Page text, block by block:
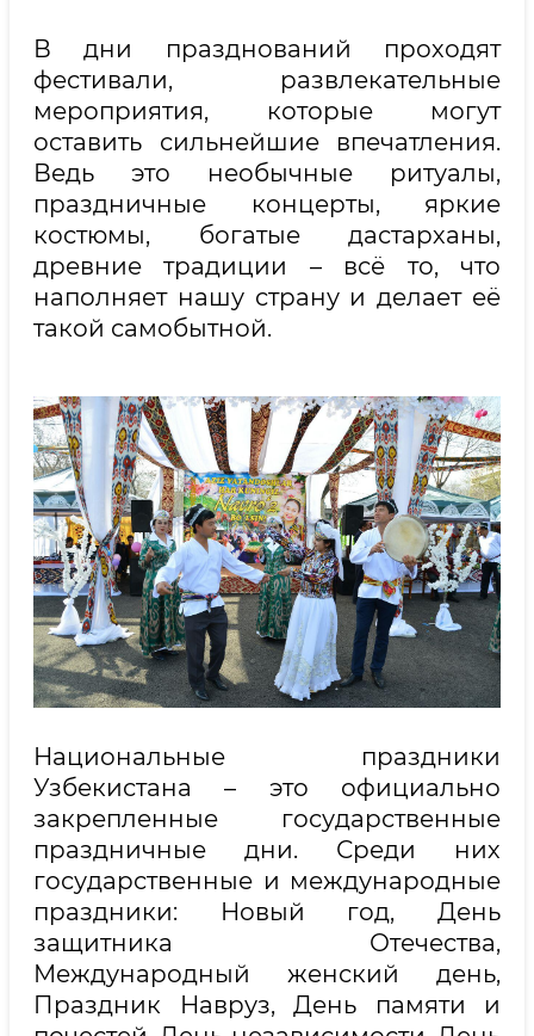
В дни празднований проходят
фестивали, развлекательные
мероприятия, которые могут
оставить сильнейшие впечатления.
Ведь это необычные ритуалы,
праздничные концерты, яркие
костюмы, богатые дастарханы,
древние традиции – всё то, что
наполняет нашу страну и делает её
такой самобытной.
Национальные праздники
Узбекистана – это официально
закрепленные государственные
праздничные дни. Среди них
государственные и международные
праздники: Новый год, День
защитника Отечества,
Международный женский день,
Праздник Навруз, День памяти и